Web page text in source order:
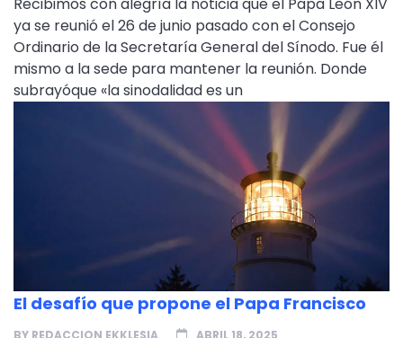
Recibimos con alegría la noticia que el Papa León XIV
ya se reunió el 26 de junio pasado con el Consejo
Ordinario de la Secretaría General del Sínodo. Fue él
mismo a la sede para mantener la reunión. Donde
subrayóque «la sinodalidad es un
El desafío que propone el Papa Francisco